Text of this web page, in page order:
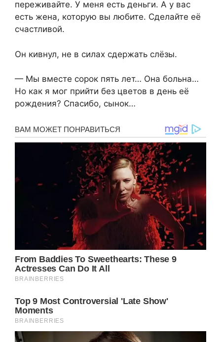
переживайте. У меня есть деньги. А у вас
есть жена, которую вы любите. Сделайте её
счастливой.
Он кивнул, не в силах сдержать слёзы.
— Мы вместе сорок пять лет… Она больна…
Но как я мог прийти без цветов в день её
рождения? Спасибо, сынок…